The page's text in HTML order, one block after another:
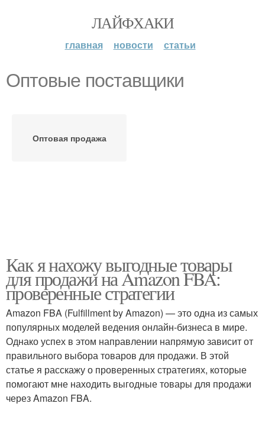
ЛАЙФХАКИ
главная новости статьи
Оптовые поставщики
Оптовая продажа
Как я нахожу выгодные товары
для продажи на Amazon FBA:
проверенные стратегии
Amazon FBA (Fulfillment by Amazon) — это одна из самых
популярных моделей ведения онлайн-бизнеса в мире.
Однако успех в этом направлении напрямую зависит от
правильного выбора товаров для продажи. В этой
статье я расскажу о проверенных стратегиях, которые
помогают мне находить выгодные товары для продажи
через Amazon FBA.